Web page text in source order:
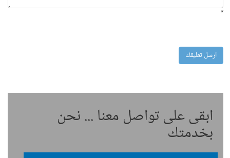
*
ابقى على تواصل معنا ... نحن
بخدمتك